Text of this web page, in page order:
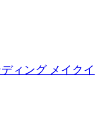
ィング メイクイ